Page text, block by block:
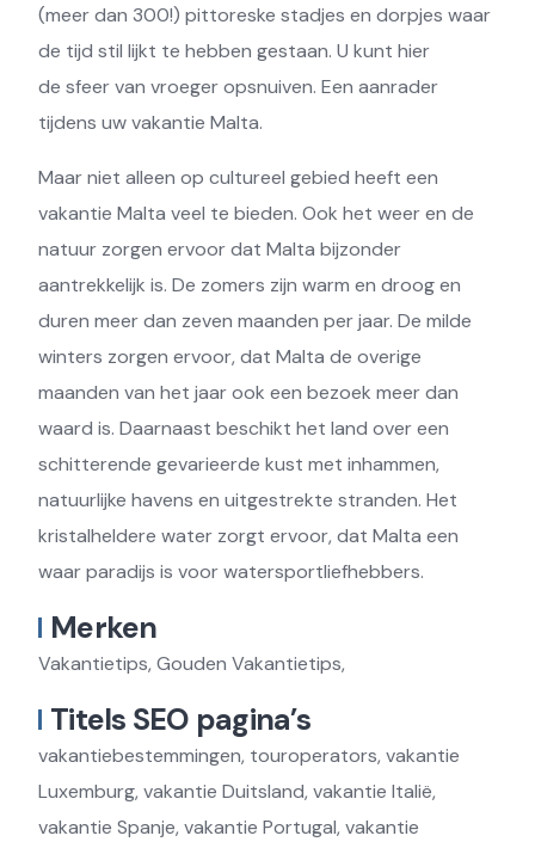
(meer dan 300!) pittoreske stadjes en dorpjes waar
de tijd stil lijkt te hebben gestaan. U kunt hier
de sfeer van vroeger opsnuiven. Een aanrader
tijdens uw vakantie Malta.
Maar niet alleen op cultureel gebied heeft een
vakantie Malta veel te bieden. Ook het weer en de
natuur zorgen ervoor dat Malta bijzonder
aantrekkelijk is. De zomers zijn warm en droog en
duren meer dan zeven maanden per jaar. De milde
winters zorgen ervoor, dat Malta de overige
maanden van het jaar ook een bezoek meer dan
waard is. Daarnaast beschikt het land over een
schitterende gevarieerde kust met inhammen,
natuurlijke havens en uitgestrekte stranden. Het
kristalheldere water zorgt ervoor, dat Malta een
waar paradijs is voor watersportliefhebbers.
Merken
Vakantietips, Gouden Vakantietips,
Titels SEO pagina’s
vakantiebestemmingen, touroperators, vakantie
Luxemburg, vakantie Duitsland, vakantie Italië,
vakantie Spanje, vakantie Portugal, vakantie